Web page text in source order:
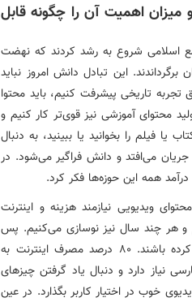
اهمیت آن را چگونه قابل
اسلامی شروع به رشد کردند که نهضت
این تبادل دانش امروز نباید
تاریخی پیشرفت کنیم، باید محتوا
محتوای آموزشی نیز قوی‌تر کار کنیم و
فیلم را بخوانید یا ببینید، به دنبال
می‌افتد و دانش فراگیر می‌شود. در
همه این حوزه‌ها فکر کرد.
ویدیویی نیازمند هزینه و اینترنت
و هر چند سال نیز نوسازی می‌کنیم. پس
باید بتوانیم پول آن را دربیاوریم و کاربران هم از پهنای باند استفاده کرده باشند. 80 درصد مصرف اینترنت به
نیاز دارد و دنبال یاد گرفتن چیزهای
خوب در اختیار کاربر بگذارد. در عین